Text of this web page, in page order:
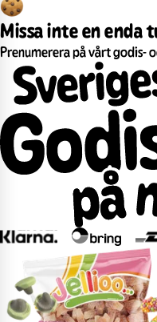
Missa inte en enda
Prenumerera på vårt godis-